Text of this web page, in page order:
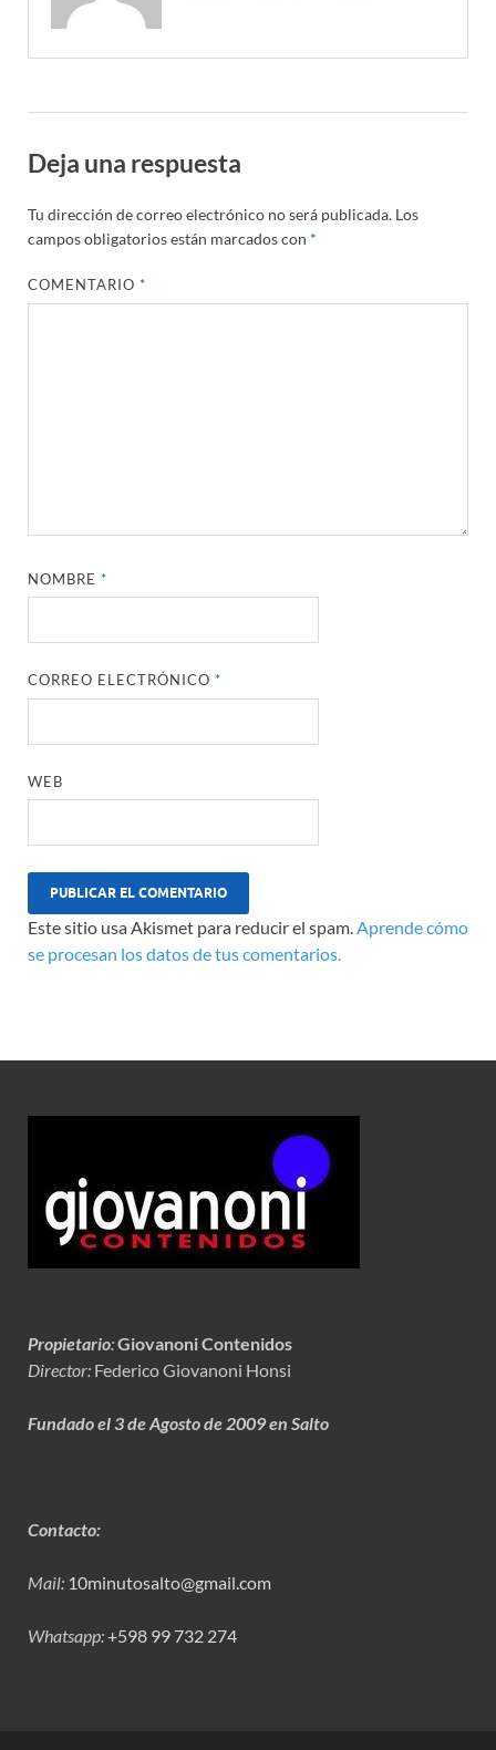
Deja una respuesta
Tu dirección de correo electrónico no será publicada. Los
campos obligatorios están marcados con *
COMENTARIO*
NOMBRE*
CORREO ELECTRÓNICO*
WEB
Este sitio usa Akismet para reducir el spam.Aprende cómo
se procesan los datos de tus comentarios.
Propietario:Giovanoni Contenidos
Director: Federico Giovanoni Honsi
Fundado el 3 de Agosto de 2009 en Salto
Contacto:
Mail: 10minutosalto@gmail.com
Whatsapp:+598 99 732 274